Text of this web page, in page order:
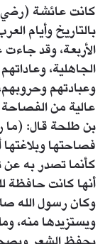
كانت عائشة (رضي
بالتاريخ وأيام
الأربعة، وقد
الجاهلية،
وعبادتهم
عالية من
بن طلحة قال: (ما
فصاحتها وبلاغتها
كأنما تصدر به عن
أنها كانت حافظة
وكان رسول الله
ويستزيدها منه،